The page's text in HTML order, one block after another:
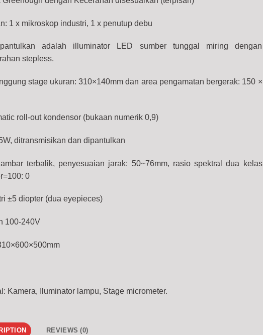
1 x mikroskop industri, 1 x penutup debu
adalah illuminator LED sumber tunggal miring dengan
stepless.
stage ukuran: 310×140mm dan area pengamatan bergerak: 150 ×
roll-out kondensor (bukaan numerik 0,9)
ditransmisikan dan dipantulkan
terbalik, penyesuaian jarak: 50~76mm, rasio spektral dua kelas
0
±5 diopter (dua eyepieces)
100-240V
Kamera, Iluminator lampu, Stage micrometer.
REVIEWS (0)